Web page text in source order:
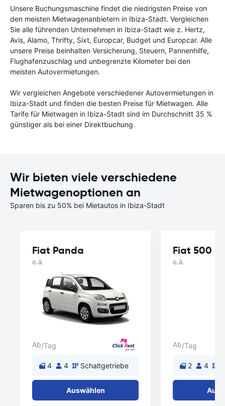
Unsere Buchungsmaschine findet die niedrigsten Preise von
den meisten Mietwagenanbietern in Ibiza-Stadt. Vergleichen
Sie alle führenden Unternehmen in Ibiza-Stadt wie z. Hertz,
Avis, Alamo, Thrifty, Sixt, Europcar, Budget und Europcar. Alle
unsere Preise beinhalten Versicherung, Steuern, Pannenhilfe,
Flughafenzuschlag und unbegrenzte Kilometer bei den
meisten Autovermietungen.
Wir vergleichen Angebote verschiedener Autovermietungen in
Ibiza-Stadt und finden die besten Preise für Mietwagen. Alle
Tarife für Mietwagen in Ibiza-Stadt sind im Durchschnitt 35 %
günstiger als bei einer Direktbuchung.
Wir bieten viele verschiedene
Mietwagenoptionen an
Sparen bis zu 50% bei Mietautos in Ibiza-Stadt
Fiat Panda
o.ä.
Ab/Tag
4 4 Schaltgetriebe
Auswählen
Fiat 500
o.ä.
Ab/Tag
2 4